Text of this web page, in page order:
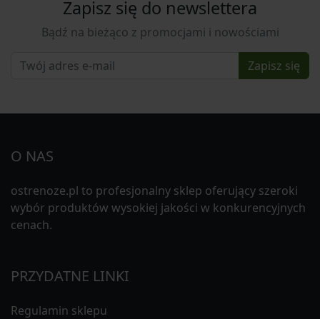
Zapisz się do newslettera
Bądź na bieżąco z promocjami i nowościami
Zapisz się
O NAS
ostrenoze.pl to profesjonalny sklep oferujący szeroki
wybór produktów wysokiej jakości w konkurencyjnych
cenach.
PRZYDATNE LINKI
Regulamin sklepu